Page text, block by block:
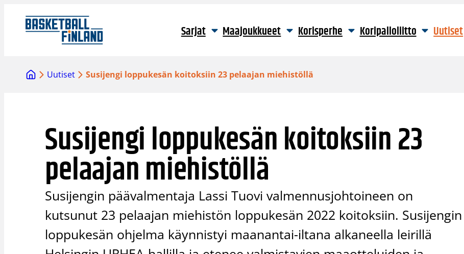
sisältöön
Sarjat Maajoukkueet Korisperhe Koripalloliitto Uutiset
Uutiset Susijengi loppukesän koitoksiin 23 pelaajan miehistöllä
Susijengi loppukesän koitoksiin 23
pelaajan miehistöllä
Susijengin päävalmentaja Lassi Tuovi valmennusjohtoineen on
kutsunut 23 pelaajan miehistön loppukesän 2022 koitoksiin. Susijengin
loppukesän ohjelma käynnistyi maanantai-iltana alkaneella leirillä